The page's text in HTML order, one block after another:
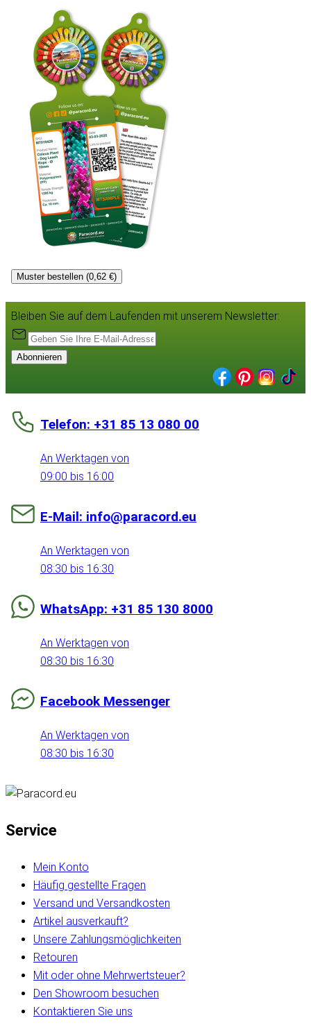
Muster bestellen (0,62 €)
Bleiben Sie auf dem Laufenden mit unserem Newsletter:
Abonnieren
Telefon: +31 85 13 080 00
An Werktagen von
09:00 bis 16:00
E-Mail: info@paracord.eu
An Werktagen von
08:30 bis 16:30
WhatsApp: +31 85 130 8000
An Werktagen von
08:30 bis 16:30
Facebook Messenger
An Werktagen von
08:30 bis 16:30
Service
Mein Konto
Häufig gestellte Fragen
Versand und Versandkosten
Artikel ausverkauft?
Unsere Zahlungsmöglichkeiten
Retouren
Mit oder ohne Mehrwertsteuer?
Den Showroom besuchen
Kontaktieren Sie uns